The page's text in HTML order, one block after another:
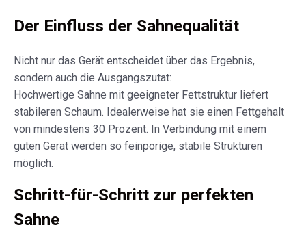
Der Einfluss der Sahnequalität
Nicht nur das Gerät entscheidet über das Ergebnis,
sondern auch die Ausgangszutat:
Hochwertige Sahne mit geeigneter Fettstruktur liefert
stabileren Schaum. Idealerweise hat sie einen Fettgehalt
von mindestens 30 Prozent. In Verbindung mit einem
guten Gerät werden so feinporige, stabile Strukturen
möglich.
Schritt-für-Schritt zur perfekten
Sahne